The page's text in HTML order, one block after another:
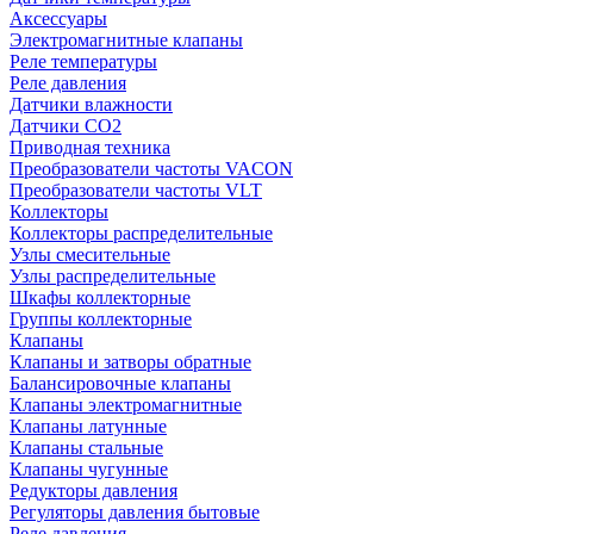
Аксессуары
Электромагнитные клапаны
Реле температуры
Реле давления
Датчики влажности
Датчики CO2
Приводная техника
Преобразователи частоты VACON
Преобразователи частоты VLT
Коллекторы
Коллекторы распределительные
Узлы смесительные
Узлы распределительные
Шкафы коллекторные
Группы коллекторные
Клапаны
Клапаны и затворы обратные
Балансировочные клапаны
Клапаны электромагнитные
Клапаны латунные
Клапаны стальные
Клапаны чугунные
Редукторы давления
Регуляторы давления бытовые